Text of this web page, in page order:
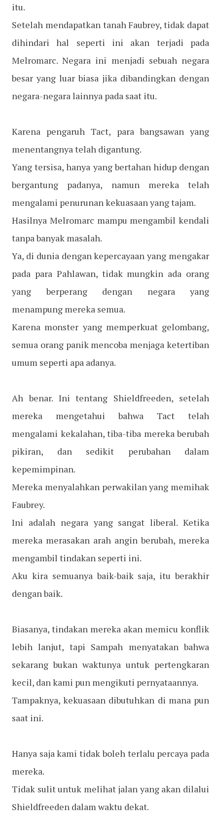
itu.
Setelah mendapatkan tanah Faubrey, tidak dapat
dihindari hal seperti ini akan terjadi pada
Melromarc. Negara ini menjadi sebuah negara
besar yang luar biasa jika dibandingkan dengan
negara-negara lainnya pada saat itu.
Karena pengaruh Tact, para bangsawan yang
menentangnya telah digantung.
Yang tersisa, hanya yang bertahan hidup dengan
bergantung padanya, namun mereka telah
mengalami penurunan kekuasaan yang tajam.
Hasilnya Melromarc mampu mengambil kendali
tanpa banyak masalah.
Ya, di dunia dengan kepercayaan yang mengakar
pada para Pahlawan, tidak mungkin ada orang
yang berperang dengan negara yang
menampung mereka semua.
Karena monster yang memperkuat gelombang,
semua orang panik mencoba menjaga ketertiban
umum seperti apa adanya.
Ah benar. Ini tentang Shieldfreeden, setelah
mereka mengetahui bahwa Tact telah
mengalami kekalahan, tiba-tiba mereka berubah
pikiran, dan sedikit perubahan dalam
kepemimpinan.
Mereka menyalahkan perwakilan yang memihak
Faubrey.
Ini adalah negara yang sangat liberal. Ketika
mereka merasakan arah angin berubah, mereka
mengambil tindakan seperti ini.
Aku kira semuanya baik-baik saja, itu berakhir
dengan baik.
Biasanya, tindakan mereka akan memicu konflik
lebih lanjut, tapi Sampah menyatakan bahwa
sekarang bukan waktunya untuk pertengkaran
kecil, dan kami pun mengikuti pernyataannya.
Tampaknya, kekuasaan dibutuhkan di mana pun
saat ini.
Hanya saja kami tidak boleh terlalu percaya pada
mereka.
Tidak sulit untuk melihat jalan yang akan dilalui
Shieldfreeden dalam waktu dekat.